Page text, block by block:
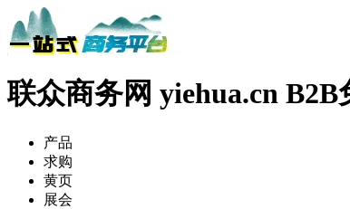
联众商务网 yiehua.cn
产品
求购
黄页
展会